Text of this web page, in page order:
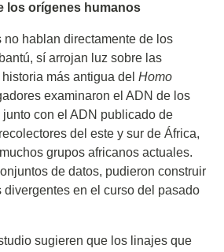
los orígenes humanos
hablan directamente de los
sí arrojan luz sobre las
más antigua del Homo
examinaron el ADN de los
junto con el ADN publicado de
del este y sur de África,
grupos africanos actuales.
de datos, pudieron construir
en el curso del pasado
sugieren que los linajes que